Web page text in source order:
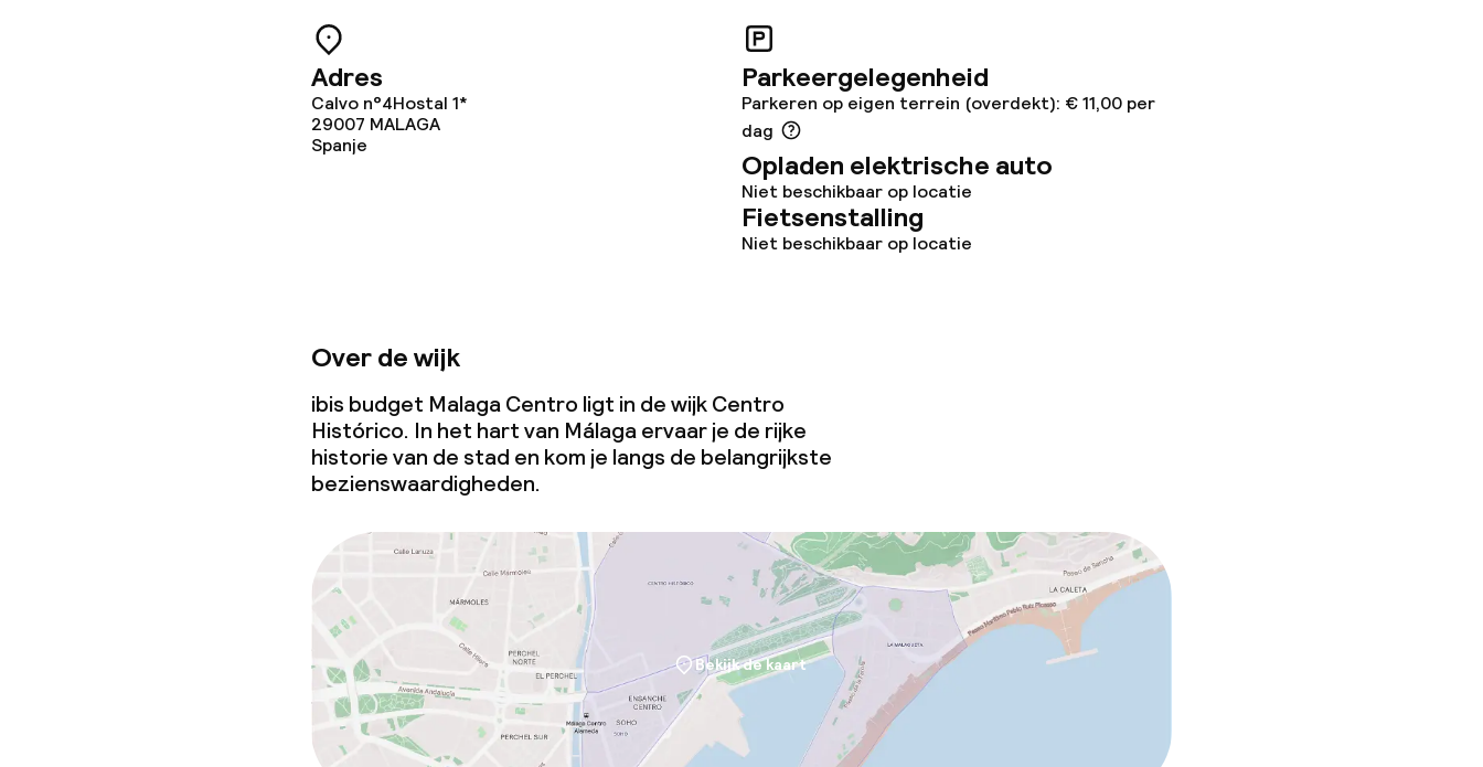
Adres
Calvo n°4Hostal 1*
29007 MALAGA
Spanje
Parkeergelegenheid
Parkeren op eigen terrein (overdekt): € 11,00 per
dag
Opladen elektrische auto
Niet beschikbaar op locatie
Fietsenstalling
Niet beschikbaar op locatie
Over de wijk
ibis budget Malaga Centro ligt in de wijk Centro
Histórico. In het hart van Málaga ervaar je de rijke
historie van de stad en kom je langs de belangrijkste
bezienswaardigheden.
Bekijk de kaart